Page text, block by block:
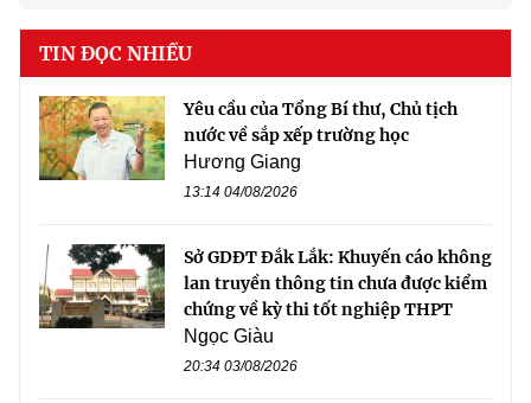
TIN ĐỌC NHIỀU
Yêu cầu của Tổng Bí thư, Chủ tịch
nước về sắp xếp trường học
Hương Giang
13:14 04/08/2026
Sở GDĐT Đắk Lắk: Khuyến cáo không
lan truyền thông tin chưa được kiểm
chứng về kỳ thi tốt nghiệp THPT
Ngọc Giàu
20:34 03/08/2026